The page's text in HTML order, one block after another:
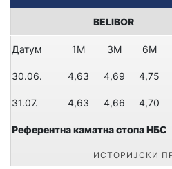
BELIBOR
Датум 1M 3M 6M
30.06. 4,63 4,69 4,75
31.07. 4,63 4,66 4,70
Референтна каматна стопа НБС
ИСТОРИЈСКИ